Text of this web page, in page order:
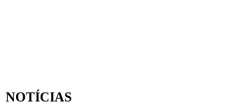
NOTÍCIAS